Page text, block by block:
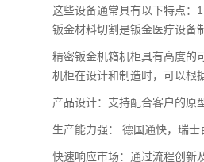
这些设备通常具有以下特点：
钣金材料切割是钣金医疗设备
精密钣金机箱机柜具有高度的
机柜在设计和制造时，可以根
产品设计：支持配合客户的原
生产能力强： 德国通快，瑞士
快速响应市场：通过流程创新